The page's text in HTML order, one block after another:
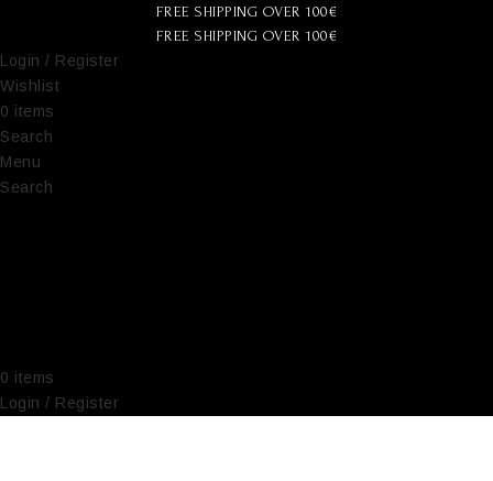
FREE SHIPPING OVER 100€
FREE SHIPPING OVER 100€
Login / Register
Wishlist
0 items
Search
Menu
Search
0 items
Login / Register